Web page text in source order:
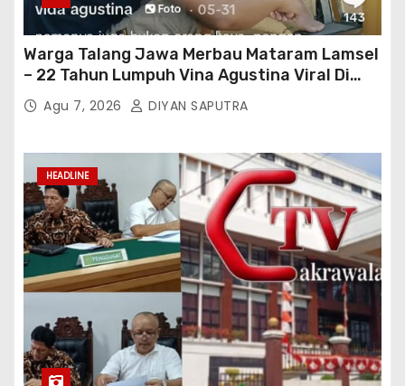
Warga Talang Jawa Merbau Mataram Lamsel
– 22 Tahun Lumpuh Vina Agustina Viral Di
Tiktok Inginkan Kursi Roda Listrik, Kepala
Perwakilan Provinsi Lampung Media
Bertindak
Agu 7, 2026 DIYAN SAPUTRA
HEADLINE